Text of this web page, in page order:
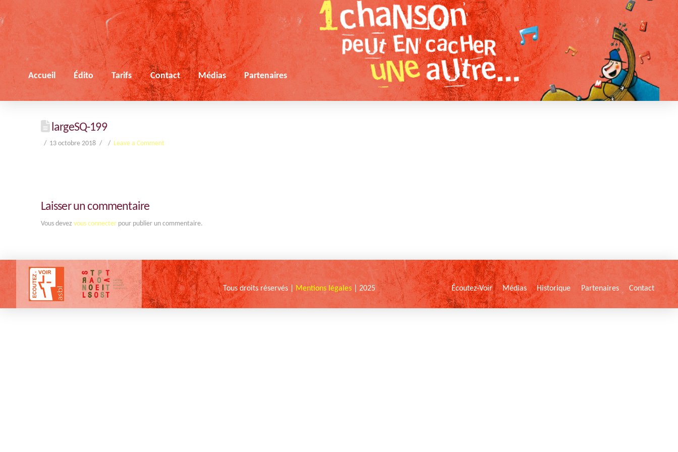
Accueil Édito Tarifs Contact Médias Partenaires
largeSQ-199
13 octobre 2018 Leave a Comment
Laisser un commentaire
Vous devez vous connecterpour publier un commentaire.
Tous droits réservés | Mentions légales | 2025 Écoutez-Voir Médias Historique Partenaires Contact